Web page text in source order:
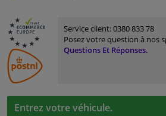
Service client:0380 833 78
Posez votre question à nos
Questions Et Réponses.
Entrez votre véhicule.